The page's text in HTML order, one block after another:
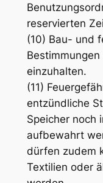
reservierten
(10) Bau- und
einzuhalten.
(11)
entzündliche
Speicher noch
aufbewahrt
dürfen zudem
Textilien oder